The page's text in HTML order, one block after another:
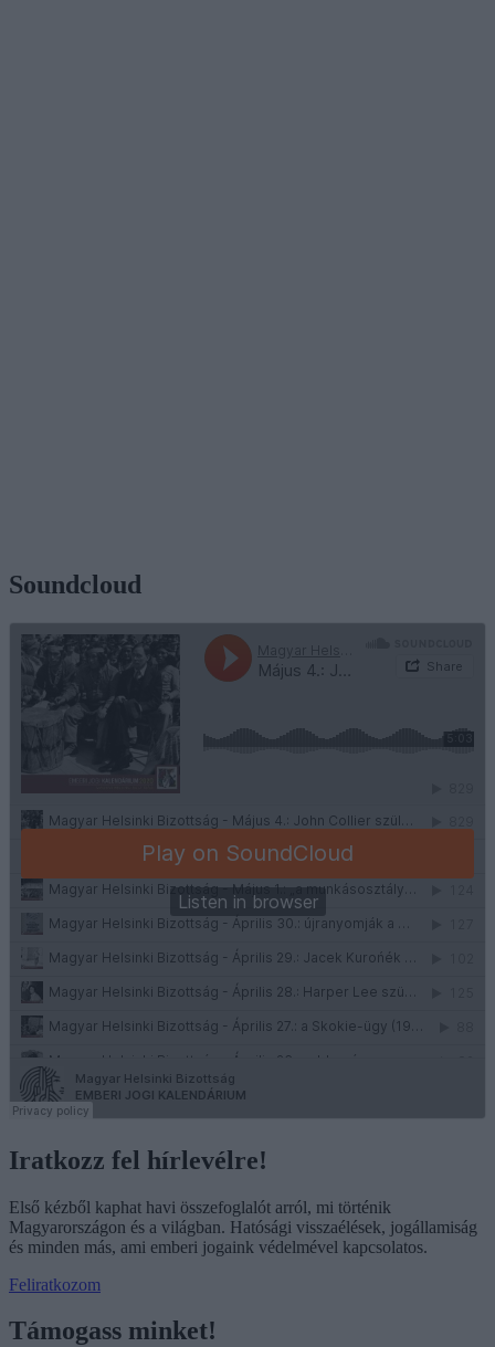
Soundcloud
Iratkozz fel hírlevélre!
Első kézből kaphat havi összefoglalót arról, mi történik
Magyarországon és a világban. Hatósági visszaélések, jogállamiság
és minden más, ami emberi jogaink védelmével kapcsolatos.
Feliratkozom
Támogass minket!